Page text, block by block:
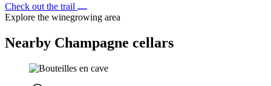
Check out the trail
Explore the winegrowing area
Nearby Champagne cellars